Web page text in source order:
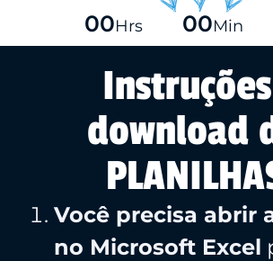
00Hrs 00Min
download
Você precisa abrir
no Microsoft Excel